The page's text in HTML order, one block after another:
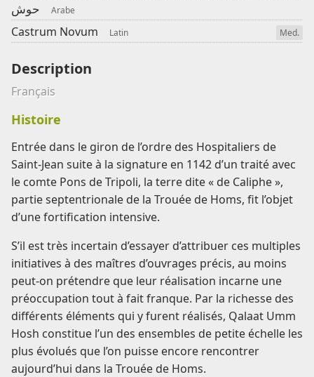
حوش
Arabe
Castrum Novum Latin Med.
Description
Français
Histoire
Entrée dans le giron de l’ordre des Hospitaliers de
Saint-Jean suite à la signature en 1142 d’un traité avec
le comte Pons de Tripoli, la terre dite « de Caliphe »,
partie septentrionale de la Trouée de Homs, fit l’objet
d’une fortification intensive.
S’il est très incertain d’essayer d’attribuer ces multiples
initiatives à des maîtres d’ouvrages précis, au moins
peut-on prétendre que leur réalisation incarne une
préoccupation tout à fait franque. Par la richesse des
différents éléments qui y furent réalisés, Qalaat Umm
Hosh constitue l’un des ensembles de petite échelle les
plus évolués que l’on puisse encore rencontrer
aujourd’hui dans la Trouée de Homs.